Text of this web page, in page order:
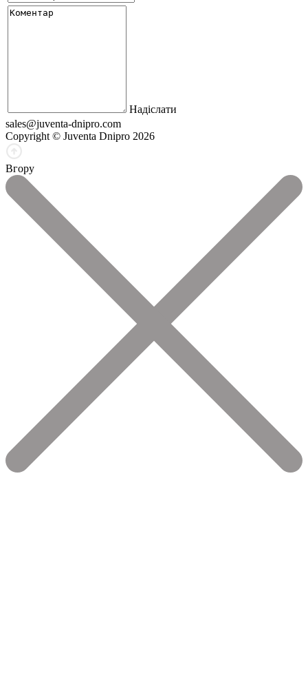
Надіслати
sales@juventa-dnipro.com
Copyright © Juventa Dnipro 2026
Вгору